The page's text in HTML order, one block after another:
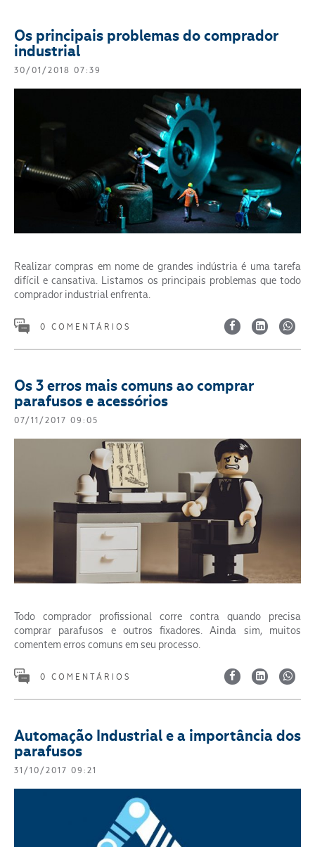
Os principais problemas do comprador
industrial
30/01/2018 07:39
Realizar compras em nome de grandes indústria é uma tarefa
difícil e cansativa. Listamos os principais problemas que todo
comprador industrial enfrenta.
0 COMENTÁRIOS
Os 3 erros mais comuns ao comprar
parafusos e acessórios
07/11/2017 09:05
Todo comprador profissional corre contra quando precisa
comprar parafusos e outros fixadores. Ainda sim, muitos
comentem erros comuns em seu processo.
0 COMENTÁRIOS
Automação Industrial e a importância dos
parafusos
31/10/2017 09:21